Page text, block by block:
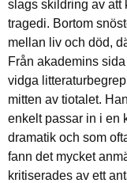
slags skildring av att
tragedi. Bortom
mellan liv och död,
Från akademins
vidga
mitten av tiotalet.
enkelt passar in i en
dramatik och som
fann det mycket
kritiserades av ett